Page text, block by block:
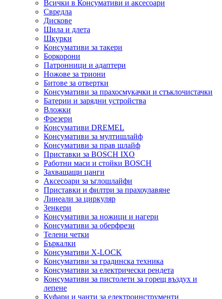
Всички в Консумативи и аксесоари
Свредла
Дискове
Шила и длета
Шкурки
Консумативи за такери
Боркорони
Патронници и адаптери
Ножове за триони
Битове за отвертки
Консумативи за прахосмукачки и стъклочистачки
Батерии и зарядни устройства
Вложки
Фрезери
Консумативи DREMEL
Консумативи за мултишлайф
Консумативи за прав шлайф
Приставки за BOSCH IXO
Работни маси и стойки BOSCH
Захващащи цанги
Аксесоари за ъглошлайфи
Приставки и филтри за прахоулавяне
Линеали за циркуляр
Зенкери
Консумативи за ножици и нагери
Консумативи за оберфрези
Телени четки
Бъркалки
Консумативи X-LOCK
Консумативи за градинска техника
Консумативи за електрически рендета
Консумативи за пистолети за горещ въздух и
лепене
Куфари и чанти за електроинструменти